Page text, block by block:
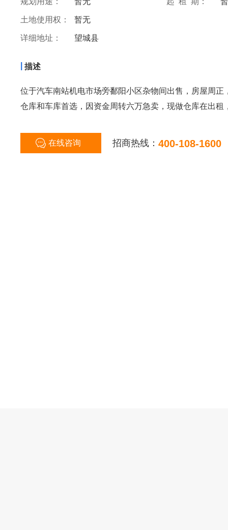
土地使用权： 暂无
详细地址： 望城县
描述
位于汽车南站机电市场旁鄱阳小区杂物间出售，房屋周
仓库和车库首选，因资金周转六万急卖，现做仓库在出租
在线咨询 招商热线： 400-108-1600